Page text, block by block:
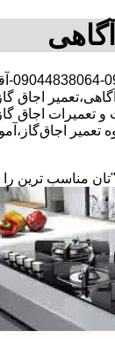
30
اجاق
و تعمیرات اجاق
مناسب ترین را